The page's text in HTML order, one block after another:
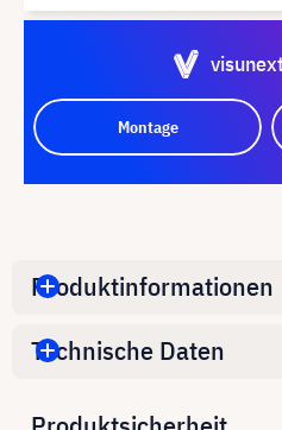
Montage
Produktinformationen
Technische Daten